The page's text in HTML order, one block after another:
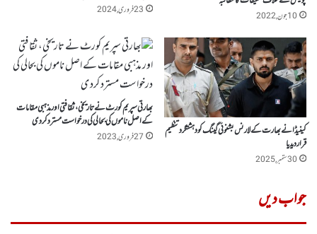
10 جون, 2022 23 فروری, 2024
کینیڈا نے بھارت کے لارنس بشنوئی گینگ کو دہشتگرد تنظیم
قرار دیدیا
30 ستمبر, 2025
بھارتی سپریم کورٹ نے تاریخی، ثقافتی اور مذہبی مقامات
کے اصل ناموں کی بحالی کی درخواست مسترد کرد ی
27 فروری, 2023
جواب دیں